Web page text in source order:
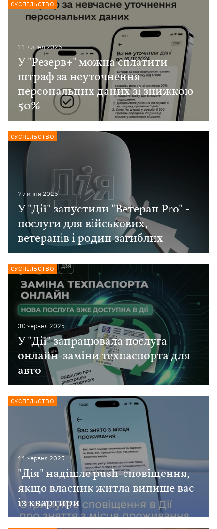
11 липня 2025
У "Резерв+" можна сплатити
штраф за неуточнення
персональних даних зі знижкою
50%
СУСПІЛЬСТВО
7 липня 2025
У "Дії" запустили "Ветеран Pro" -
послуги для військових,
ветеранів і родин загиблих
СУСПІЛЬСТВО
30 червня 2025
У "Дії" запрацювала послуга
онлайн-заміни техпаспорта для
авто
СУСПІЛЬСТВО
11 червня 2025
"Дія" надішле push-сповіщення,
якщо власник житла випише вас
із квартири
СУСПІЛЬСТВО